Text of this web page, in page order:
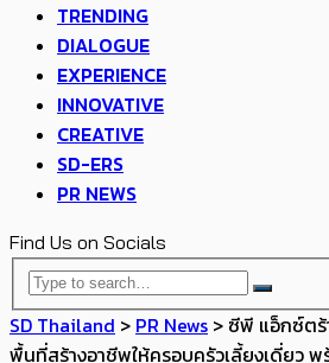
TRENDING
DIALOGUE
EXPERIENCE
INNOVATIVE
CREATIVE
SD-ERS
PR NEWS
Find Us on Socials
SD Thailand > PR News > ซีพี แอ็กซ์ตร้
พื้นที่สร้างอาชีพให้ครอบครัวเลี้ยงเดี่ยว